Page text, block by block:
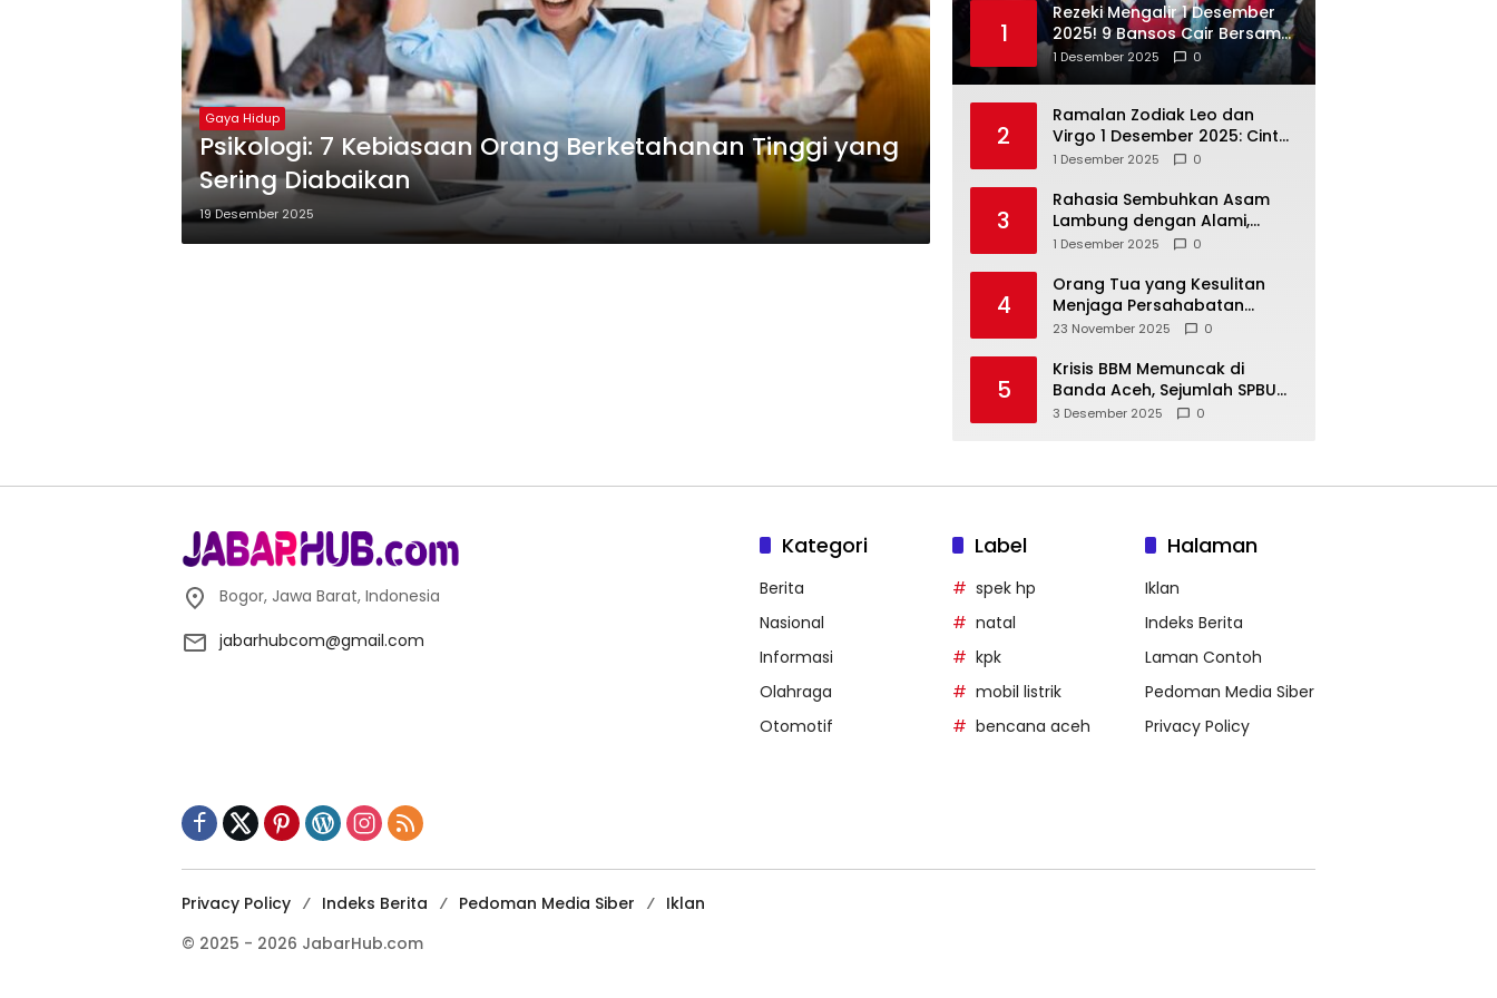
Gaya Hidup
Psikologi: 7 Kebiasaan Orang Berketahanan Tinggi yang
Sering Diabaikan
19 Desember 2025
1
Rezeki Mengalir 1 Desember
2025! 9 Bansos Cair Bersama:
PKH, BPNT, dan KKS Mandiri
Double
1 Desember 2025 0
2
Ramalan Zodiak Leo dan
Virgo 1 Desember 2025: Cinta,
Karir, Kesehatan, dan
1 Desember 2025 0
3
Rahasia Sembuhkan Asam
Lambung dengan Alami,
Nomor 4 Disalahpahami
1 Desember 2025 0
4
Orang Tua yang Kesulitan
Menjaga Persahabatan
Biasanya Lakukan 8 Hal Ini
23 November 2025 0
5
Krisis BBM Memuncak di
Banda Aceh, Sejumlah SPBU
Tutup Total
3 Desember 2025 0
Bogor, Jawa Barat, Indonesia
jabarhubcom@gmail.com
Kategori
Berita
Nasional
Informasi
Olahraga
Otomotif
Label
spek hp
natal
kpk
mobil listrik
bencana aceh
Halaman
Iklan
Indeks Berita
Laman Contoh
Pedoman Media Siber
Privacy Policy
Privacy Policy Indeks Berita Pedoman Media Siber
Iklan
© 2025 - 2026 JabarHub.com